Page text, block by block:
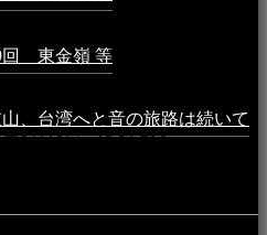
回 東金嶺 等
、台湾へと音の旅路は続いて
3月18日 - 12:31 PM